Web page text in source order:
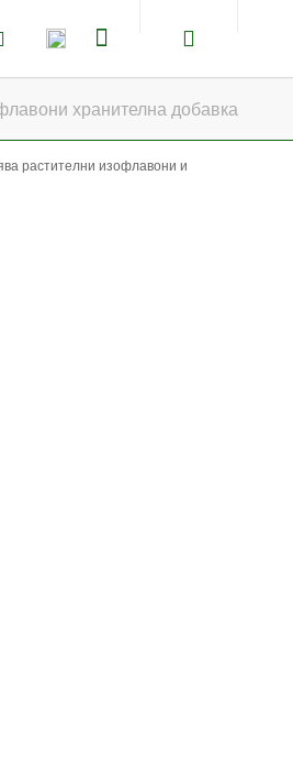
хранителна добавка
растителни изофлавони и